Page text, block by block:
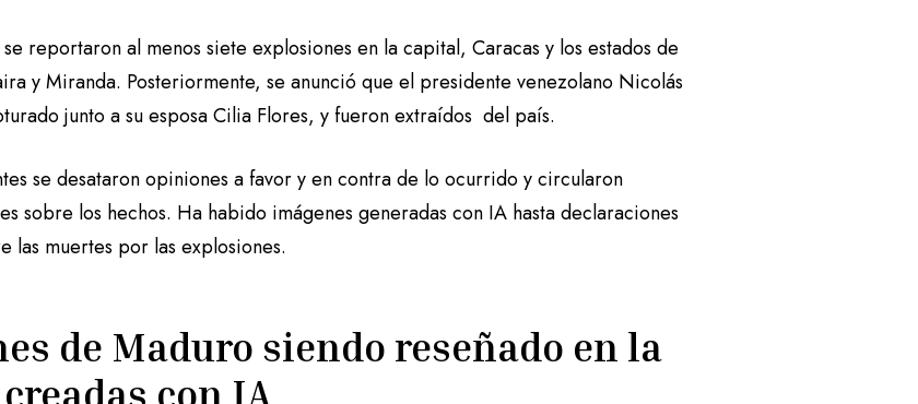
se reportaron al menos siete explosiones en la capital, Caracas y los estados de
y Miranda. Posteriormente, se anunció que el presidente venezolano Nicolás
junto a su esposa Cilia Flores, y fueron extraídos del país.
se desataron opiniones a favor y en contra de lo ocurrido y circularon
sobre los hechos. Ha habido imágenes generadas con IA hasta declaraciones
las muertes por las explosiones.
de Maduro siendo reseñado en la
con IA